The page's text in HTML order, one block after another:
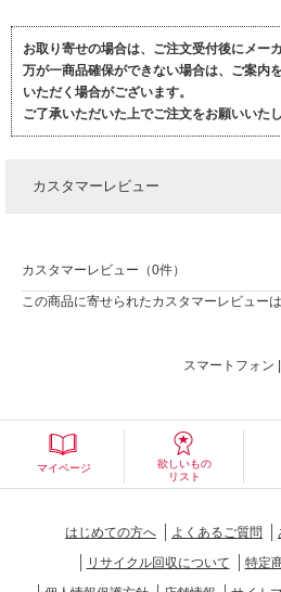
お取り寄せの場合は、ご注文受付後にメー
万が一商品確保ができない場合は、ご案内
いただく場合がございます。
ご了承いただいた上でご注文をお願いいたし
カスタマーレビュー
カスタマーレビュー（0件）
この商品に寄せられたカスタマーレビュー
スマートフォン |
マイページ
欲しいもの
リスト
はじめての方へ よくあるご質問
リサイクル回収について
特定